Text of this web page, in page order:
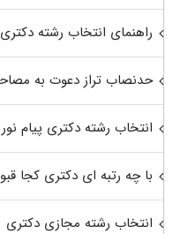
راهنمای انتخاب رشته دکتری
حدنصاب تراز دعوت به
انتخاب رشته دکتری پیام نور
با چه رتبه ای دکتری کجا
انتخاب رشته مجازی دکتری